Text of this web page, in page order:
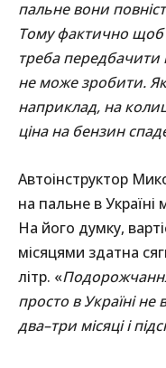
пальне вони
Тому фактично щоб
треба передбачити
не може зробити.
наприклад, на
ціна на бензин
Автоінструктор
на пальне в
На його думку,
місяцями здатна
літр. «
просто в Україні
два–три місяці і